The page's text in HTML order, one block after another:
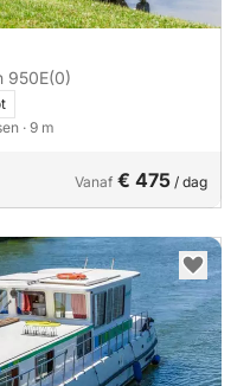
950E(0)
· 9 m
Vanaf € 475 / dag